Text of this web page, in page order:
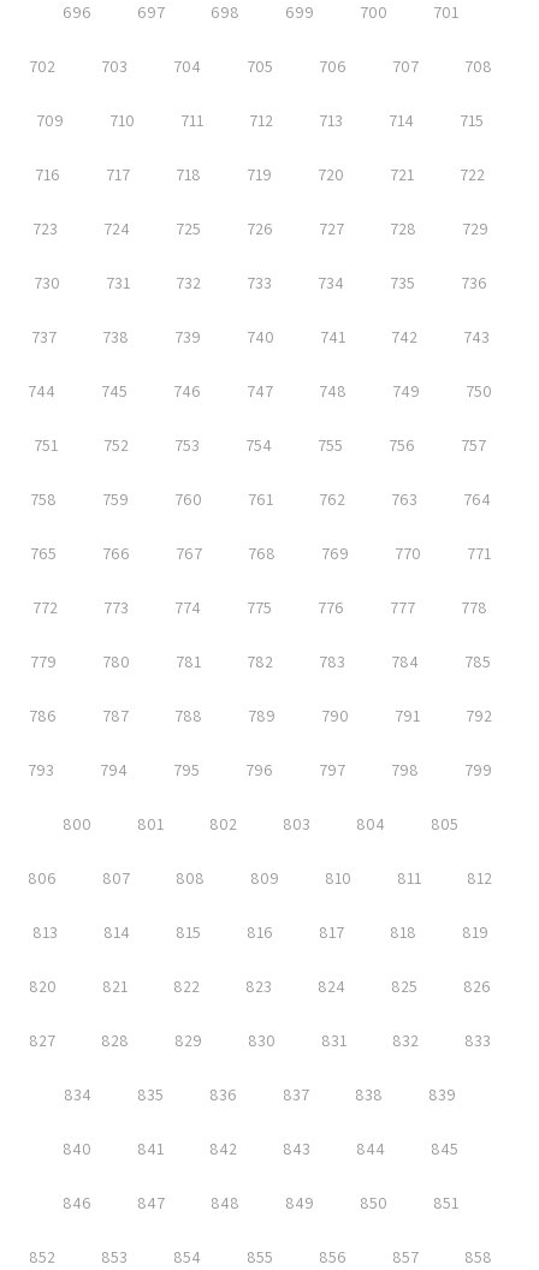
696 697 698 699 700 701
702 703 704 705 706 707 708
709 710 711 712 713 714 715
716 717 718 719 720 721 722
723 724 725 726 727 728 729
730 731 732 733 734 735 736
737 738 739 740 741 742 743
744 745 746 747 748 749 750
751 752 753 754 755 756 757
758 759 760 761 762 763 764
765 766 767 768 769 770 771
772 773 774 775 776 777 778
779 780 781 782 783 784 785
786 787 788 789 790 791 792
793 794 795 796 797 798 799
800 801 802 803 804 805
806 807 808 809 810 811 812
813 814 815 816 817 818 819
820 821 822 823 824 825 826
827 828 829 830 831 832 833
834 835 836 837 838 839
840 841 842 843 844 845
846 847 848 849 850 851
852 853 854 855 856 857 858